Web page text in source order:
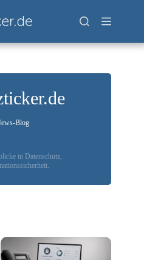
Blog
in Datenschutz,